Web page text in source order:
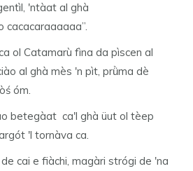
'ntàat al ghà
cacacaraaaaaa”.
ol Catamarù fìna da pìscen al
al ghà mès 'n pìt, prǜma dè
óm.
betegàat ca'l ghà üut ol tèep
'l tornàva ca.
cai e fiàchi, magàri strógi de 'na